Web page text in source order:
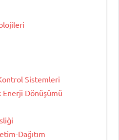
Sistemleri
Dönüşümü
Dağıtım